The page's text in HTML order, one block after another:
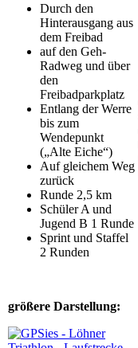
Durch den
Hinterausgang aus
dem Freibad
auf den Geh-
Radweg und über
den
Freibadparkplatz
Entlang der Werre
bis zum
Wendepunkt
(„Alte Eiche“)
Auf gleichem Weg
zurück
Runde 2,5 km
Schüler A und
Jugend B 1 Runde
Sprint und Staffel
2 Runden
größere Darstellung: